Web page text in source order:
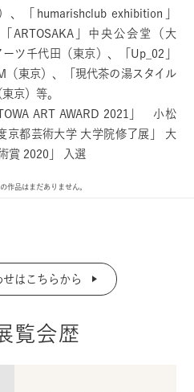
「humarishclub exhibition」
ARTOSAKA」中央公会堂（大
ツ千代田（東京）、「Up_02」
（東京）、「現代茶の湯スタイル
京）等。
ART AWARD 2021」 小松
京都芸術大学 大学院修了展」 大
賞 2020」 入選
作品はまだありません。
せはこちらから
覧会歴